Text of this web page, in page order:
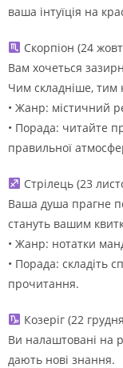
ваша інтуїція на
Скорпіон (24
Вам хочеться
Чим складніше, тим
• Жанр: містичний
• Порада: читайте
правильної
Стрілець (23
Ваша душа прагне
стануть вашим
• Жанр: нотатки
• Порада: складіть
прочитання.
Козеріг (22
Ви налаштовані на
дають нові знання.